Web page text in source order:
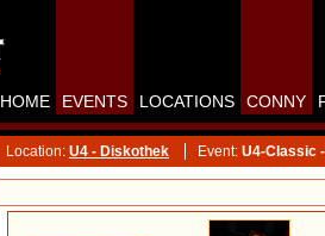
HOME EVENTS LOCATIONS CONNY
Location: U4 - Diskothek Event: U4-Classic